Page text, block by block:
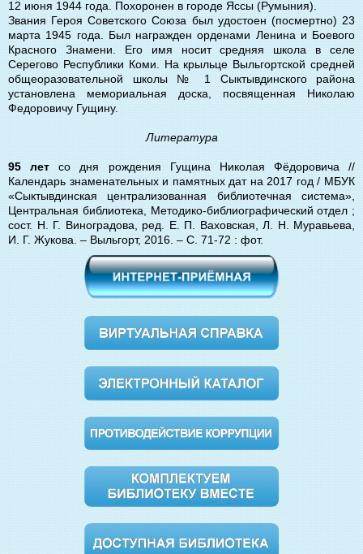
12 июня 1944 года. Похоронен в городе Яссы (Румыния).
Звания Героя Советского Союза был удостоен (посмертно) 23
марта 1945 года. Был награжден орденами Ленина и Боевого
Красного Знамени. Его имя носит средняя школа в селе
Серегово Республики Коми. На крыльце Выльгортской средней
общеоразовательной школы № 1 Сыктывдинского района
установлена мемориальная доска, посвященная Николаю
Федоровичу Гущину.
Литература
95 лет со дня рождения Гущина Николая Фёдоровича //
Календарь знаменательных и памятных дат на 2017 год / МБУК
«Сыктывдинская централизованная библиотечная система»,
Центральная библиотека, Методико-библиографический отдел ;
сост. Н. Г. Виноградова, ред. Е. П. Ваховская, Л. Н. Муравьева,
И. Г. Жукова. – Выльгорт, 2016. – С. 71-72 : фот.